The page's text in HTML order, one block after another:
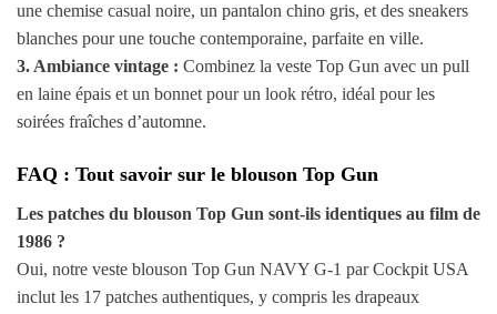
une chemise casual noire, un pantalon chino gris, et des sneakers
blanches pour une touche contemporaine, parfaite en ville.
3. Ambiance vintage : Combinez la veste Top Gun avec un pull
en laine épais et un bonnet pour un look rétro, idéal pour les
soirées fraîches d’automne.
FAQ : Tout savoir sur le blouson Top Gun
Les patches du blouson Top Gun sont-ils identiques au film de
1986 ?
Oui, notre veste blouson Top Gun NAVY G-1 par Cockpit USA
inclut les 17 patches authentiques, y compris les drapeaux